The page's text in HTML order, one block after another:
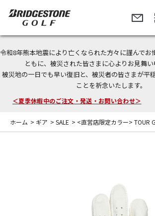
令和8年熊本地震により亡くなられた方々に謹んでお
ともに、被災された皆さまに心よりお見舞い
被災地の一日でも早い復旧と、被災者の皆さまが平
ことを祈念いたします。
今なら新規会員登録で1,000円OFFクーポンプレゼ
＜商品配送に関するお知らせ＞
＜夏季休暇中のご注文・発送・お問い合わせ＞
ホーム > ギア > SALE > <直営店限定カラー> TOUR